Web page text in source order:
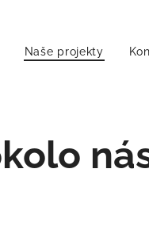
Naše projekty